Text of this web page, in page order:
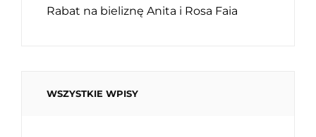
Rabat na bieliznę Anita i Rosa Faia
WSZYSTKIE WPISY